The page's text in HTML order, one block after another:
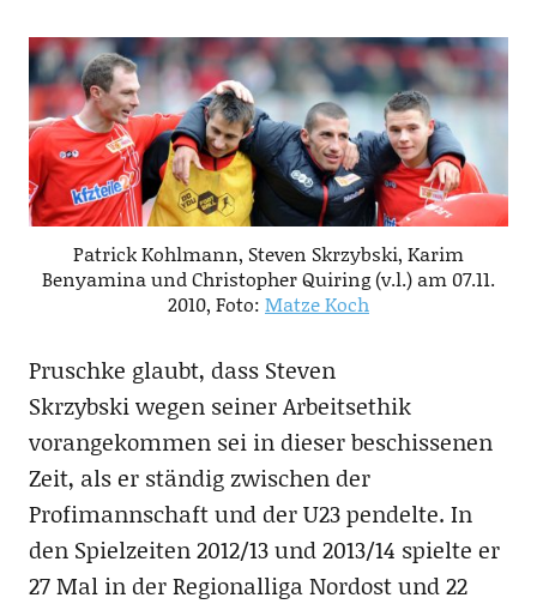
Patrick Kohlmann, Steven Skrzybski, Karim
Benyamina und Christopher Quiring (v.l.) am 07.11.
2010, Foto: Matze Koch
Pruschke glaubt, dass Steven
Skrzybski wegen seiner Arbeitsethik
vorangekommen sei in dieser beschissenen
Zeit, als er ständig zwischen der
Profimannschaft und der U23 pendelte. In
den Spielzeiten 2012/13 und 2013/14 spielte er
27 Mal in der Regionalliga Nordost und 22